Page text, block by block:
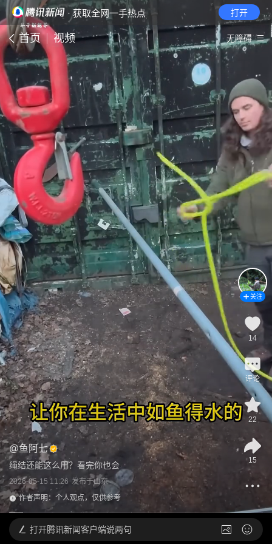
· 获取全网一手热点 打开
首页 视频 无障碍
@鱼阿七
绳结还能这么用？看完你也会
2026-05-15 11:26 发布于山东
作者声明：个人观点，仅供参考
关注
14
评论
22
15
打开腾讯新闻客户端说两句